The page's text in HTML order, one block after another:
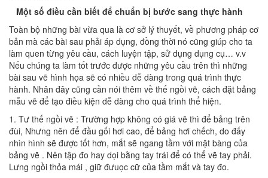
Một số điều cần biết để chuẩn bị bước sang thực hành
Toàn bộ những bài vừa qua là cơ sở lý thuyết, về phương pháp cơ
bản mà các bài sau phải áp dụng, đồng thời nó cũng giúp cho ta
làm quen từng yêu cầu, cách luyện tập, sử dụng dụng cụ… v.v
Nếu chúng ta làm tốt trước được những yêu cầu trên thì những
bài sau vẽ hình họa sẽ có nhiều dễ dàng trong quá trình thực
hành. Nhân đây cũng cần nói thêm về thế ngồi vẽ, cách đặt bảng
mẫu vẽ để tạo điều kiện dễ dàng cho quá trình thể hiện.
1. Tư thế ngồi vẽ : Trường hợp không có giá vẽ thì để bảng trên
đùi, Nhưng nên để đầu gối hơi cao, để bảng hơi chếch, do đấy
nhìn hình sẽ được tốt hơn, mắt sẽ ngang tầm với mặt bàng của
bảng vẽ . Nên tập đo hay dọi bằng tay trái để có thể vẽ tay phải.
Lưng ngồi thỏa mái , giữ đưuọc cữ của tầm mắt và tay đo.